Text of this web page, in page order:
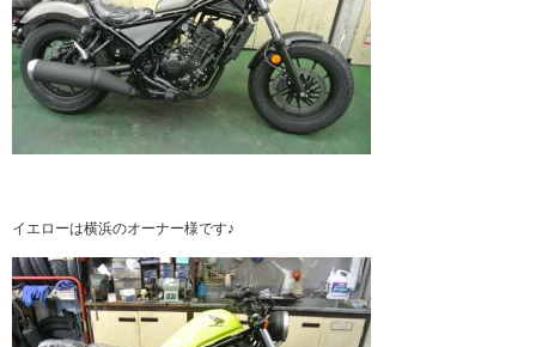
イエローは横浜のオーナー様です♪